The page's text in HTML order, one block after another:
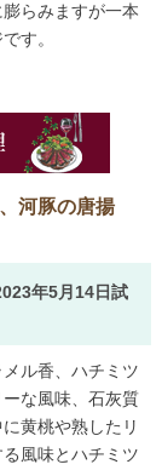
らみますが一本
す。
河豚の唐揚
年5月14日試
ル香、ハチミツ
な風味、石灰質
黄桃や熟したリ
風味とハチミツ